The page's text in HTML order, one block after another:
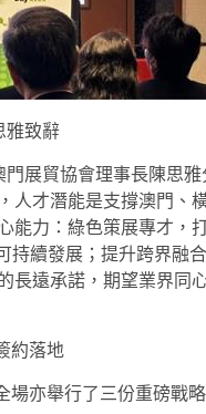
雅致辭
展貿協會理事長陳思雅
人才潛能是支撐澳門、
力：綠色策展專才，
持續發展；提升跨界融
長遠承諾，期望業界同
約落地
亦舉行了三份重磅戰